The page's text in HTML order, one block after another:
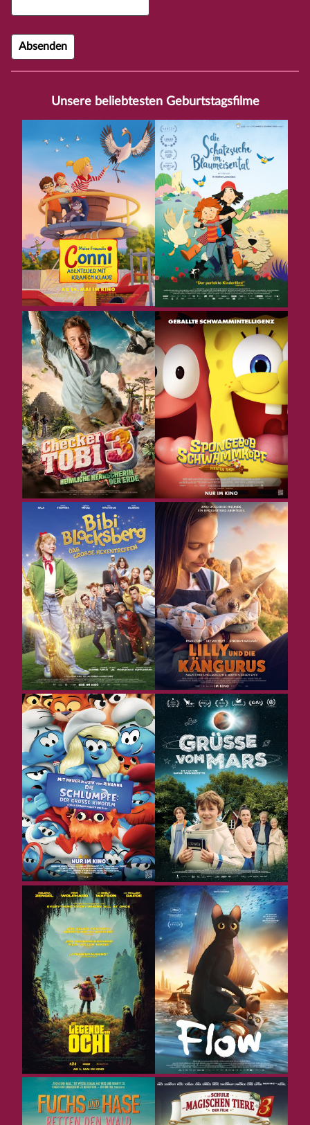
Unsere beliebtesten Geburtstagsfilme